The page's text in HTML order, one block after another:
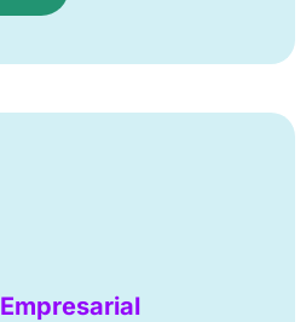
Empresarial